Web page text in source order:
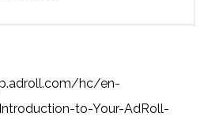
hc/en-
to-Your-AdRoll-